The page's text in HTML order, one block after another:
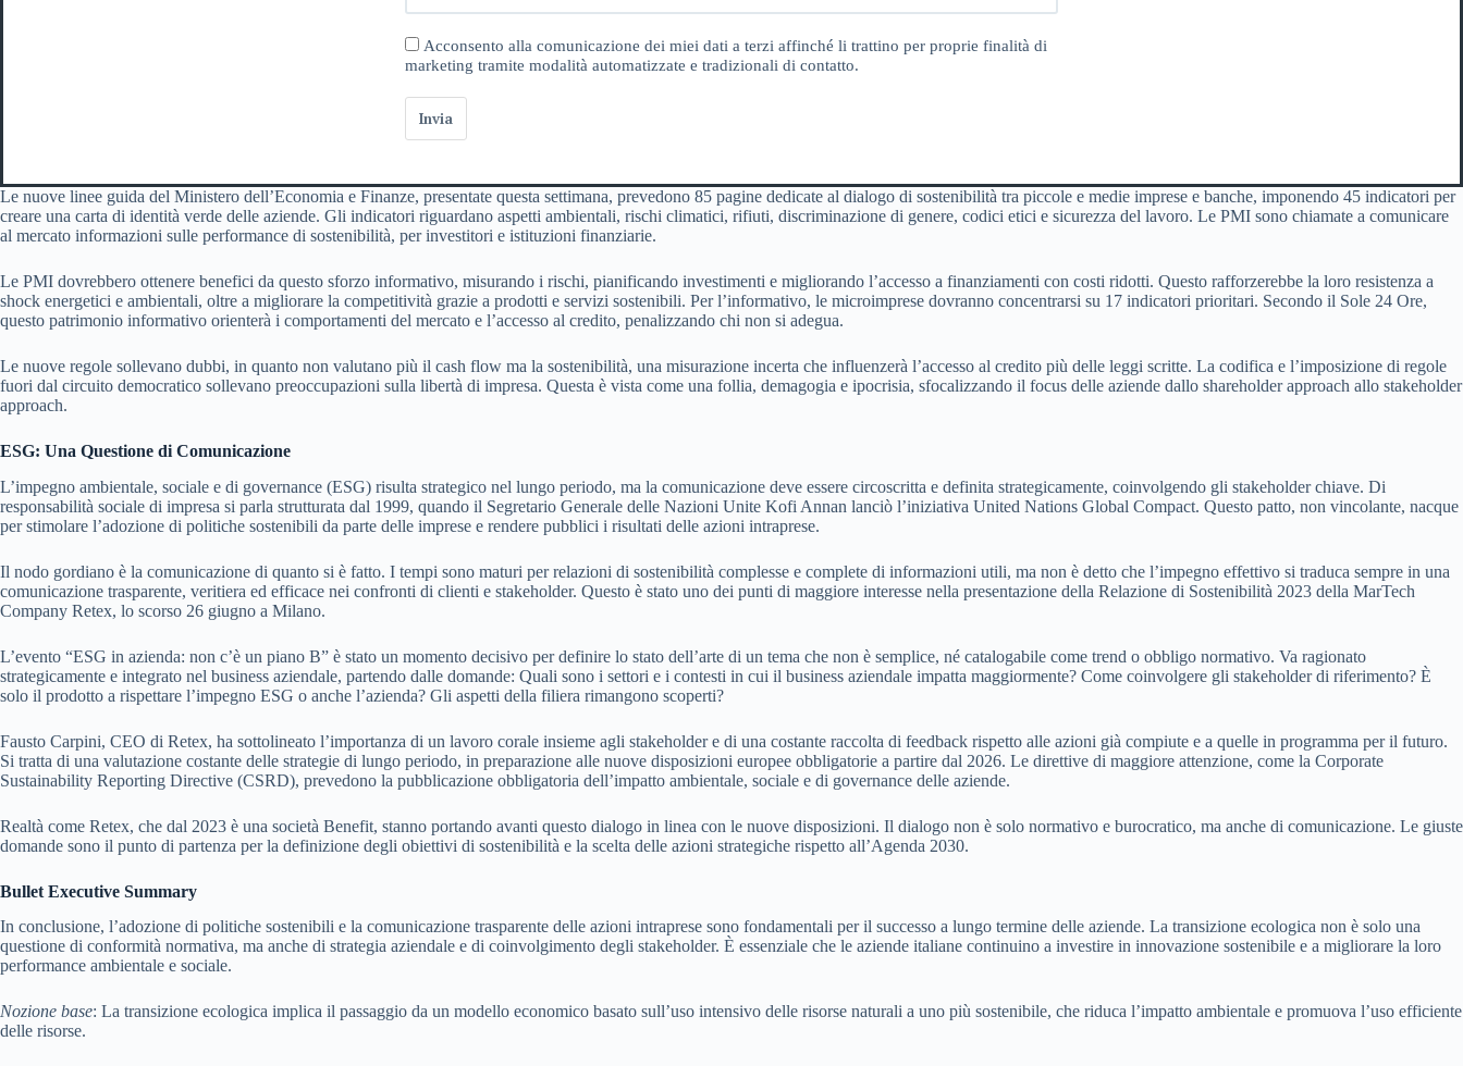
Acconsento alla comunicazione dei miei dati a terzi affinché li trattino per proprie finalità di
marketing tramite modalità automatizzate e tradizionali di contatto.
Invia
Le nuove linee guida del Ministero dell’Economia e Finanze, presentate questa settimana, prevedono 85 pagine dedicate al dialogo di sostenibilità tra piccole e medie imprese e banche, imponendo 45 indicatori per
creare una carta di identità verde delle aziende. Gli indicatori riguardano aspetti ambientali, rischi climatici, rifiuti, discriminazione di genere, codici etici e sicurezza del lavoro. Le PMI sono chiamate a comunicare
al mercato informazioni sulle performance di sostenibilità, per investitori e istituzioni finanziarie.
Le PMI dovrebbero ottenere benefici da questo sforzo informativo, misurando i rischi, pianificando investimenti e migliorando l’accesso a finanziamenti con costi ridotti. Questo rafforzerebbe la loro resistenza a
shock energetici e ambientali, oltre a migliorare la competitività grazie a prodotti e servizi sostenibili. Per l’informativo, le microimprese dovranno concentrarsi su 17 indicatori prioritari. Secondo il Sole 24 Ore,
questo patrimonio informativo orienterà i comportamenti del mercato e l’accesso al credito, penalizzando chi non si adegua.
Le nuove regole sollevano dubbi, in quanto non valutano più il cash flow ma la sostenibilità, una misurazione incerta che influenzerà l’accesso al credito più delle leggi scritte. La codifica e l’imposizione di regole
fuori dal circuito democratico sollevano preoccupazioni sulla libertà di impresa. Questa è vista come una follia, demagogia e ipocrisia, sfocalizzando il focus delle aziende dallo shareholder approach allo stakeholder
approach.
ESG: Una Questione di Comunicazione
L’impegno ambientale, sociale e di governance (ESG) risulta strategico nel lungo periodo, ma la comunicazione deve essere circoscritta e definita strategicamente, coinvolgendo gli stakeholder chiave. Di
responsabilità sociale di impresa si parla strutturata dal 1999, quando il Segretario Generale delle Nazioni Unite Kofi Annan lanciò l’iniziativa United Nations Global Compact. Questo patto, non vincolante, nacque
per stimolare l’adozione di politiche sostenibili da parte delle imprese e rendere pubblici i risultati delle azioni intraprese.
Il nodo gordiano è la comunicazione di quanto si è fatto. I tempi sono maturi per relazioni di sostenibilità complesse e complete di informazioni utili, ma non è detto che l’impegno effettivo si traduca sempre in una
comunicazione trasparente, veritiera ed efficace nei confronti di clienti e stakeholder. Questo è stato uno dei punti di maggiore interesse nella presentazione della Relazione di Sostenibilità 2023 della MarTech
Company Retex, lo scorso 26 giugno a Milano.
L’evento “ESG in azienda: non c’è un piano B” è stato un momento decisivo per definire lo stato dell’arte di un tema che non è semplice, né catalogabile come trend o obbligo normativo. Va ragionato
strategicamente e integrato nel business aziendale, partendo dalle domande: Quali sono i settori e i contesti in cui il business aziendale impatta maggiormente? Come coinvolgere gli stakeholder di riferimento? È
solo il prodotto a rispettare l’impegno ESG o anche l’azienda? Gli aspetti della filiera rimangono scoperti?
Fausto Carpini, CEO di Retex, ha sottolineato l’importanza di un lavoro corale insieme agli stakeholder e di una costante raccolta di feedback rispetto alle azioni già compiute e a quelle in programma per il futuro.
Si tratta di una valutazione costante delle strategie di lungo periodo, in preparazione alle nuove disposizioni europee obbligatorie a partire dal 2026. Le direttive di maggiore attenzione, come la Corporate
Sustainability Reporting Directive (CSRD), prevedono la pubblicazione obbligatoria dell’impatto ambientale, sociale e di governance delle aziende.
Realtà come Retex, che dal 2023 è una società Benefit, stanno portando avanti questo dialogo in linea con le nuove disposizioni. Il dialogo non è solo normativo e burocratico, ma anche di comunicazione. Le giuste
domande sono il punto di partenza per la definizione degli obiettivi di sostenibilità e la scelta delle azioni strategiche rispetto all’Agenda 2030.
Bullet Executive Summary
In conclusione, l’adozione di politiche sostenibili e la comunicazione trasparente delle azioni intraprese sono fondamentali per il successo a lungo termine delle aziende. La transizione ecologica non è solo una
questione di conformità normativa, ma anche di strategia aziendale e di coinvolgimento degli stakeholder. È essenziale che le aziende italiane continuino a investire in innovazione sostenibile e a migliorare la loro
performance ambientale e sociale.
Nozione base: La transizione ecologica implica il passaggio da un modello economico basato sull’uso intensivo delle risorse naturali a uno più sostenibile, che riduca l’impatto ambientale e promuova l’uso efficiente
delle risorse.